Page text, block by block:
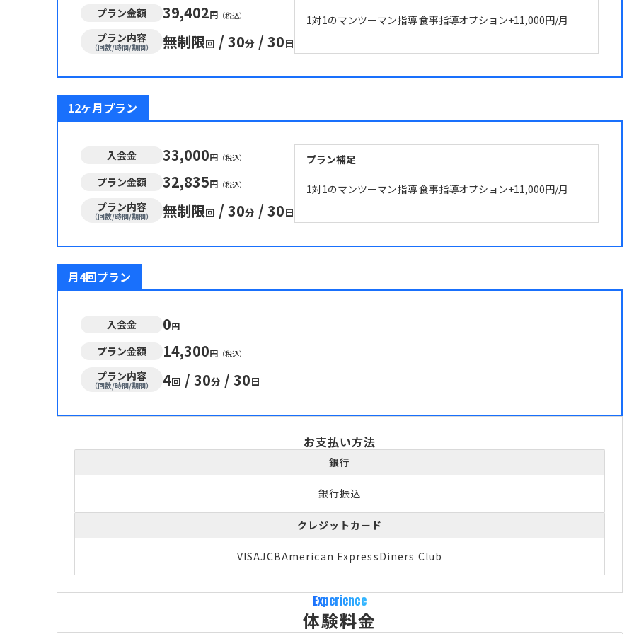
プラン金額 39,402円 （税込）
プラン内容
（回数/時間/期間） 無制限回 / 30分 / 30日
1対1のマンツーマン指導 食事指導オプション+11,000円/月
12ヶ月プラン
入会金 33,000円 （税込）
プラン金額 32,835円 （税込）
プラン内容
（回数/時間/期間） 無制限回 / 30分 / 30日
プラン補足
1対1のマンツーマン指導 食事指導オプション+11,000円/月
月4回プラン
入会金 0円
プラン金額 14,300円 （税込）
プラン内容
（回数/時間/期間） 4回 / 30分 / 30日
お支払い方法
銀行
銀行振込
クレジットカード
VISAJCBAmerican ExpressDiners Club
Experience
体験料金